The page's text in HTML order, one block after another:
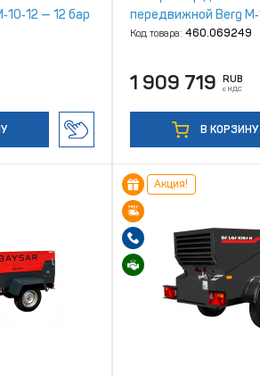
— 12 бар
передвижной Berg
Код товара: 460.069249
1 909 719 RUB
с НДС
В КОРЗИНУ
Акция!